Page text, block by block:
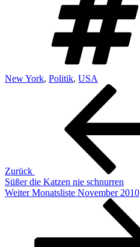
New York, Politik, USA
Beitragsnavigation
Zurück
Süßer die Katzen nie schnurren
Nächster
Weiter Monatsliste November 2010